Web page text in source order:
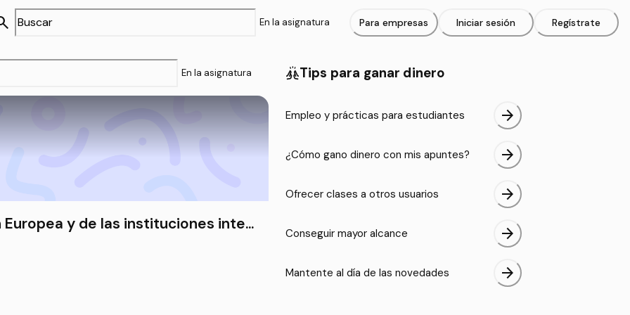
En la asignatura
Europea y de las instituciones inter
cheerTips para ganar dinero
Empleo y prácticas para estudiantes arrow_forward
¿Cómo gano dinero con mis apuntes? arrow_forward
Ofrecer clases a otros usuarios arrow_forward
Conseguir mayor alcance arrow_forward
Mantente al día de las novedades arrow_forward
En la asignatura Para empresas Iniciar sesión Regístrate